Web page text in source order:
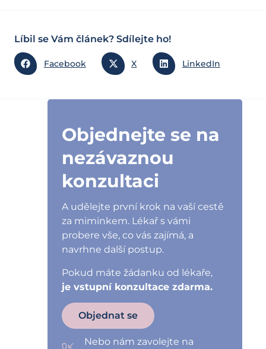
Líbil se Vám článek? Sdílejte ho!
Facebook X LinkedIn
Objednejte se na
nezávaznou
konzultaci
A udělejte první krok na vaší cestě
za miminkem. Lékař s vámi
probere vše, co vás zajímá, a
navrhne další postup.
Pokud máte žádanku od lékaře,
je vstupní konzultace zdarma.
Objednat se
Nebo nám zavolejte na